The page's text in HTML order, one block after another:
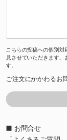
こちらの投稿への個別
見させていただきます
す。
ご注文にかかわるお
■ お問合せ